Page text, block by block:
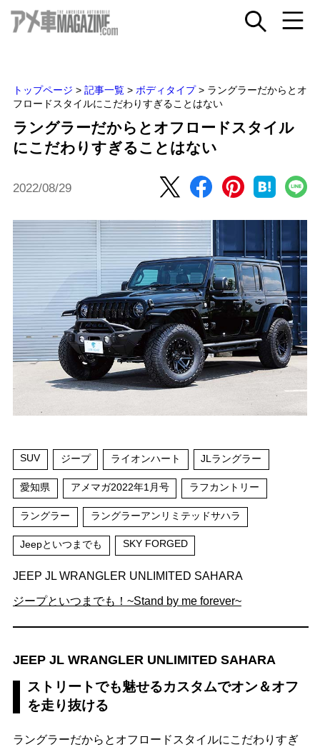
トップページ > 記事一覧 > ボディタイプ > ラングラーだからとオ
フロードスタイルにこだわりすぎることはない
ラングラーだからとオフロードスタイル
にこだわりすぎることはない
2022/08/29
SUV ジープ ライオンハート JLラングラー
愛知県 アメマガ2022年1月号 ラフカントリー
ラングラー ラングラーアンリミテッドサハラ
Jeepといつまでも SKY FORGED
JEEP JL WRANGLER UNLIMITED SAHARA
ジープといつまでも！~Stand by me forever~
JEEP JL WRANGLER UNLIMITED SAHARA
ストリートでも魅せるカスタムでオン＆オフ
を走り抜ける
ラングラーだからとオフロードスタイルにこだわりすぎ